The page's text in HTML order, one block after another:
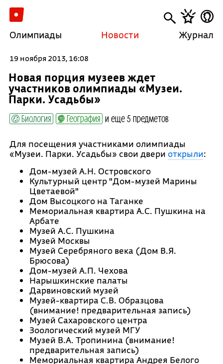
Олимпиады Новости Журнал
19 ноября 2013, 16:08
Новая порция музеев ждет
участников олимпиады «Музеи.
Парки. Усадьбы»
Биология География и еще 5 предметов
Для посещения участниками олимпиады
«Музеи. Парки. Усадьбы» свои двери открыли:
Дом-музей А.Н. Островского
Культурный центр "Дом-музей Марины
Цветаевой"
Дом Высоцкого на Таганке
Мемориальная квартира А.С. Пушкина на
Арбате
Музей А.С. Пушкина
Музей Москвы
Музей Серебряного века (Дом В.Я.
Брюсова)
Дом-музей А.П. Чехова
Нарышкинские палаты
Дарвиновский музей
Музей-квартира С.В. Образцова
(внимание! предварительная запись)
Музей Сахаровского центра
Зоологический музей МГУ
Музей В.А. Тропинина (внимание!
предварительная запись)
Мемориальная квартира Андрея Белого